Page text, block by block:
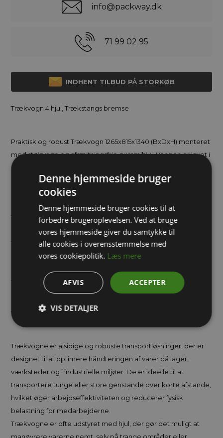
info@packway.dk
71 99 02 95
INDHENT TILBUD PÅ STORKØB
Trækvogn 4 hjul, Trækstangs bremse
Praktisk og robust Trækvogn 1265x815x1340 (BxDxH) monteret
med støjsvage og afsmitningsfrie gummihjul. Vognen er lavet i
stål med en kraftig og slagfast pulverlakering.
På emballage-land.dk har vi et stort udvalg af bordvogne,
ESD vogne, rustfrie vogne, hyldevogne, lagervogne,
trækvogne, pladevogne og sværlastvogne til lager og
industri. Du kan få vognene i forskellige mål, så de passer til dit
formål. Se vores store udvalg her i webshoppen og hvis der er
noget du ikke kan finde eller hvis du har spørgsmål til et
vores kompetente medarbejdere sidder klar til at hjælpe.
Trækvogne – Effektiv Transport og Håndtering
Trækvogne er alsidige og robuste transportløsninger, der er
designet til at optimere håndteringen af varer på lager,
værksteder og i industrielle miljøer. De er ideelle til at
transportere tunge eller store genstande over korte afstande,
hvilket øger arbejdseffektiviteten og reducerer fysisk
belastning for medarbejderne.
Trækvogne er ofte udstyret med hjul, der gør det muligt at
manøvrere varerne nemt, selv på trange områder eller
Denne hjemmeside bruger
cookies
Denne hjemmeside bruger cookies til at
forbedre brugeroplevelsen. Ved at bruge
vores hjemmeside giver du samtykke til
alle cookies i overensstemmelse med
vores cookiepolitik. Læs mere
ACCEPTER
AFVIS
VIS DETALJER